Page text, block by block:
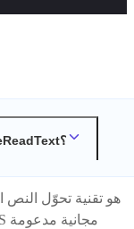
ما هو تحويل النص إلى كلام وكيف يعمل FreeReadText؟